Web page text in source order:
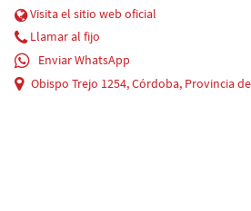
Visita el sitio web oficial
Llamar al fijo
Enviar WhatsApp
Obispo Trejo 1254, Córdoba, Provincia